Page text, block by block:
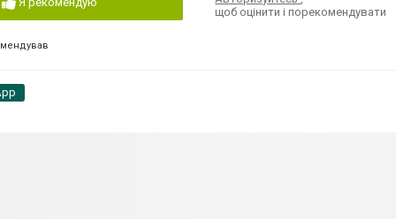
щоб оцінити і порекомендувати